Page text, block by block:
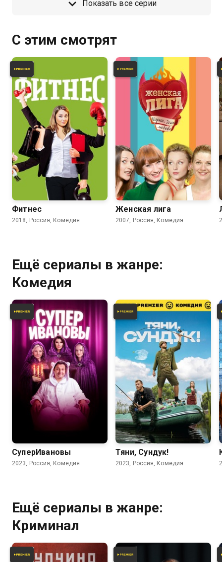
Показать все серии
С этим смотрят
Фитнес
2018, Россия, Комедия
4.2 3.7
Женская лига
2007, Россия, Комедия
Ещё сериалы в жанре:
Комедия
СуперИвановы
2023, Россия, Комедия
6.4
Тяни, Сундук!
2023, Россия, Комедия
Ещё сериалы в жанре:
Криминал